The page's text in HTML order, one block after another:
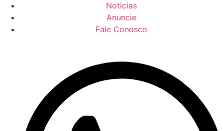
Noticias
Anuncie
Fale Conosco